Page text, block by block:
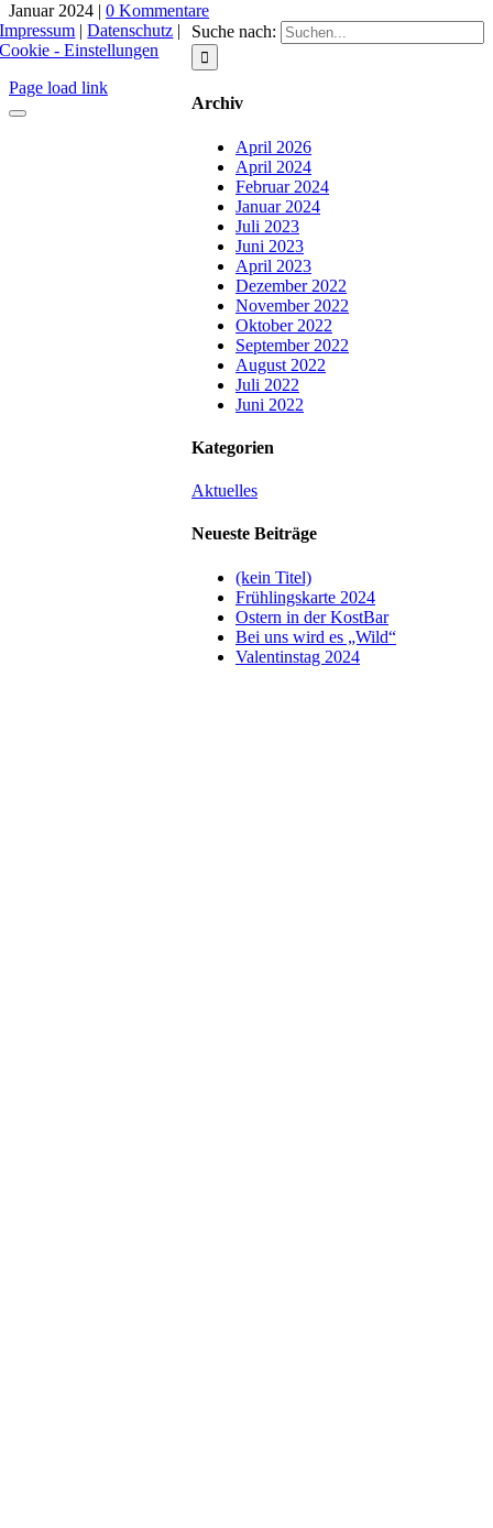
Januar 2024 | 0 Kommentare
Suche nach:
Archiv
April 2026
April 2024
Februar 2024
Januar 2024
Juli 2023
Juni 2023
April 2023
Dezember 2022
November 2022
Oktober 2022
September 2022
August 2022
Juli 2022
Juni 2022
Kategorien
Aktuelles
Neueste Beiträge
(kein Titel)
Frühlingskarte 2024
Ostern in der KostBar
Bei uns wird es „Wild“
Valentinstag 2024
Impressum |Datenschutz |
Cookie - Einstellungen
Page load link